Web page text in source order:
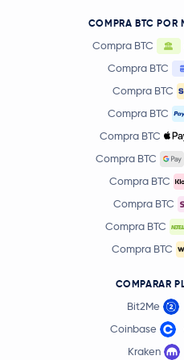
COMPRA BTC POR
Compra BTC
Compra BTC
Compra BTC
Compra BTC
Compra BTC
Compra BTC
Compra BTC
Compra BTC
Compra BTC
Compra BTC
COMPARAR
Bit2Me
Coinbase
Kraken